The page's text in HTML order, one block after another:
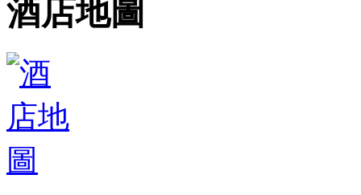
酒店地圖